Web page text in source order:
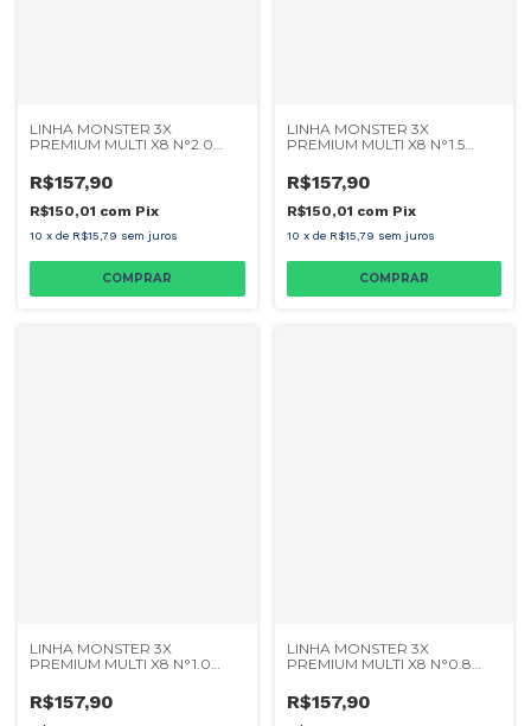
LINHA MONSTER 3X
PREMIUM MULTI X8 N°2.0
R$157,90
R$150,01 com Pix
10 x de R$15,79 sem juros
LINHA MONSTER 3X
PREMIUM MULTI X8 N°1.5
R$157,90
R$150,01 com Pix
10 x de R$15,79 sem juros
LINHA MONSTER 3X
PREMIUM MULTI X8 N°1.0
R$157,90
LINHA MONSTER 3X
PREMIUM MULTI X8 N°0.8
R$157,90